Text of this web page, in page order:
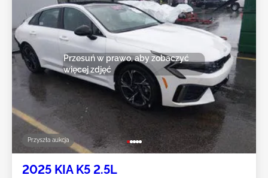
Przyszła aukcja
Przesuń w prawo, aby zobaczyć
więcej zdjęć
2025 KIA K5 2.5L